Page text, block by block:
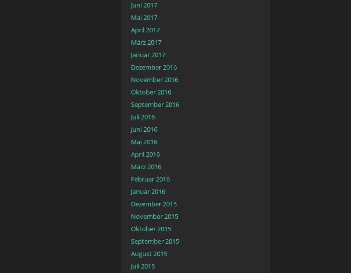
Juni 2017
Mai 2017
April 2017
März 2017
Januar 2017
Dezember 2016
November 2016
Oktober 2016
September 2016
Juli 2016
Juni 2016
Mai 2016
April 2016
März 2016
Februar 2016
Januar 2016
Dezember 2015
November 2015
Oktober 2015
September 2015
August 2015
Juli 2015